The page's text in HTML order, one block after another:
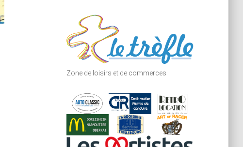
Zone de loisirs et de commerces